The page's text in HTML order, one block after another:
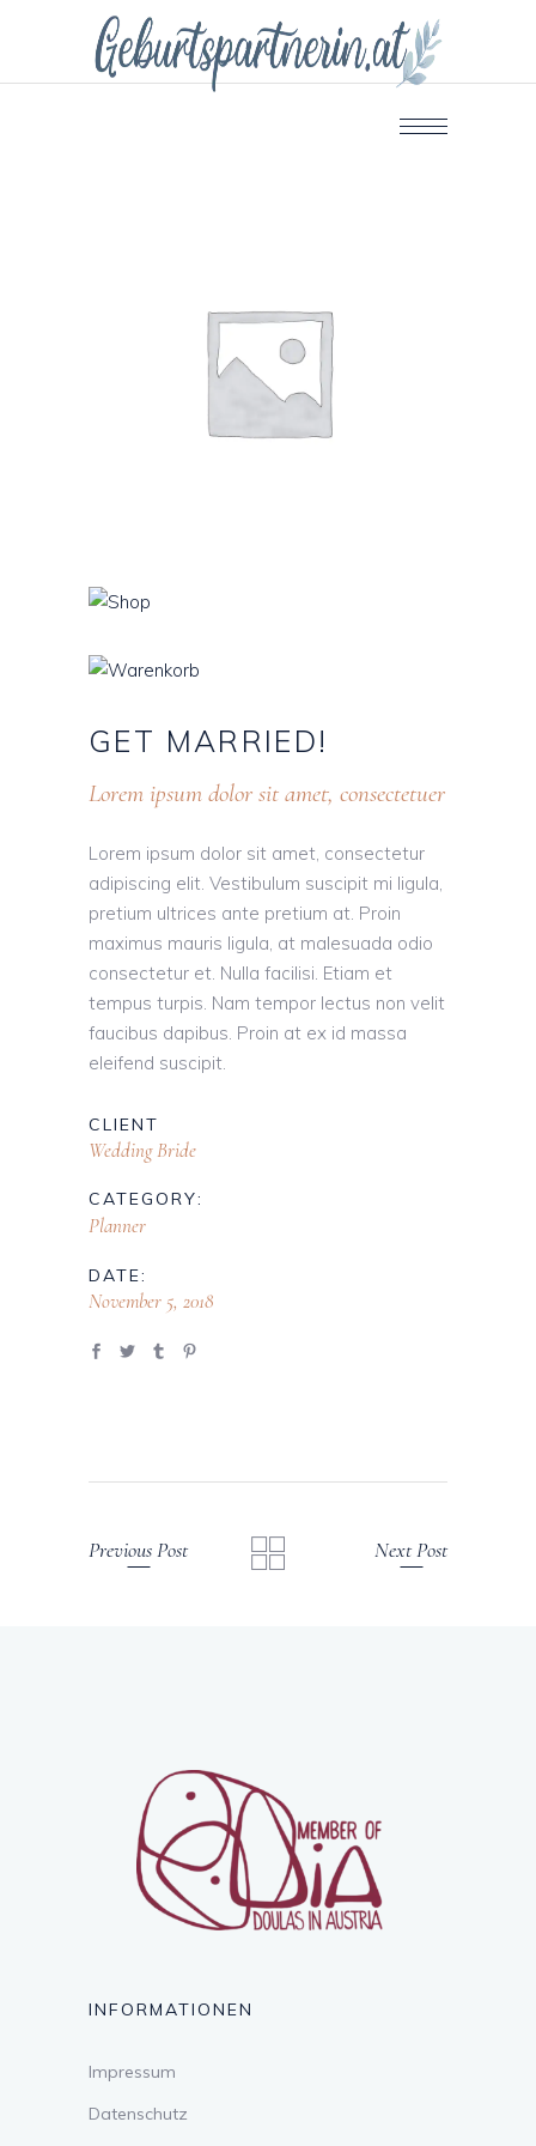
GET MARRIED!
Lorem ipsum dolor sit amet, consectetuer
Lorem ipsum dolor sit amet, consectetur
adipiscing elit. Vestibulum suscipit mi ligula,
pretium ultrices ante pretium at. Proin
maximus mauris ligula, at malesuada odio
consectetur et. Nulla facilisi. Etiam et
tempus turpis. Nam tempor lectus non velit
faucibus dapibus. Proin at ex id massa
eleifend suscipit.
CLIENT
Wedding Bride
CATEGORY:
Planner
DATE:
November 5, 2018
Previous Post Next Post
INFORMATIONEN
Impressum
Datenschutz